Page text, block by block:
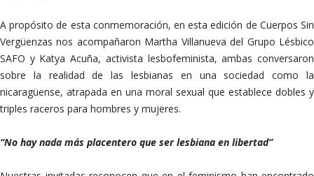
A propósito de esta conmemoración, en esta edición de Cuerpos Sin
Vergüenzas nos acompañaron Martha Villanueva del Grupo Lésbico
SAFO y Katya Acuña, activista lesbofeminista, ambas conversaron
sobre la realidad de las lesbianas en una sociedad como la
nicaragüense, atrapada en una moral sexual que establece dobles y
triples raceros para hombres y mujeres.
“No hay nada más placentero que ser lesbiana en libertad”